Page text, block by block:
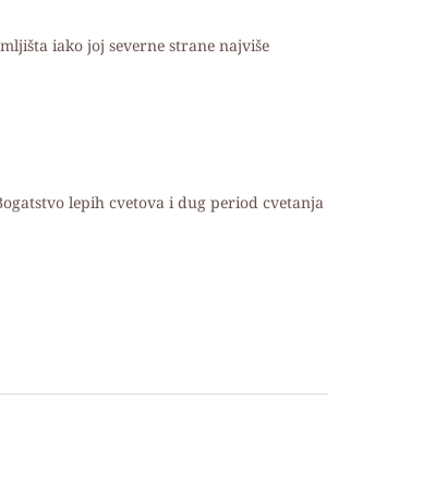
iako joj severne strane najviše
lepih cvetova i dug period cvetanja